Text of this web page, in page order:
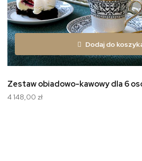
Dodaj do
Zestaw obiadowo-kawowy dla 6
4 148,00 zł